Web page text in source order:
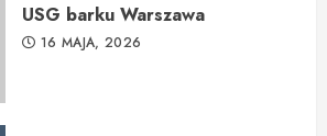
USG barku Warszawa
16 MAJA, 2026